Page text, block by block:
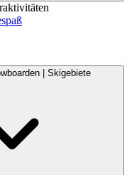
| Skigebiete